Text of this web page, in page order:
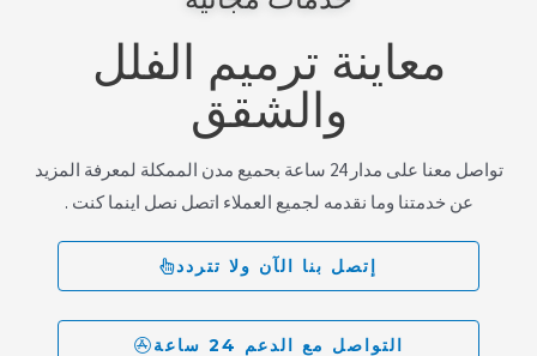
معاينة ترميم الفلل
والشقق
تواصل معنا على مدار 24 ساعة بحميع مدن الممكلة لمعرفة المزيد
عن خدمتنا وما نقدمه لجميع العملاء اتصل نصل اينما كنت .
إتصل بنا الآن ولا تتردد
التواصل مع الدعم 24 ساعة